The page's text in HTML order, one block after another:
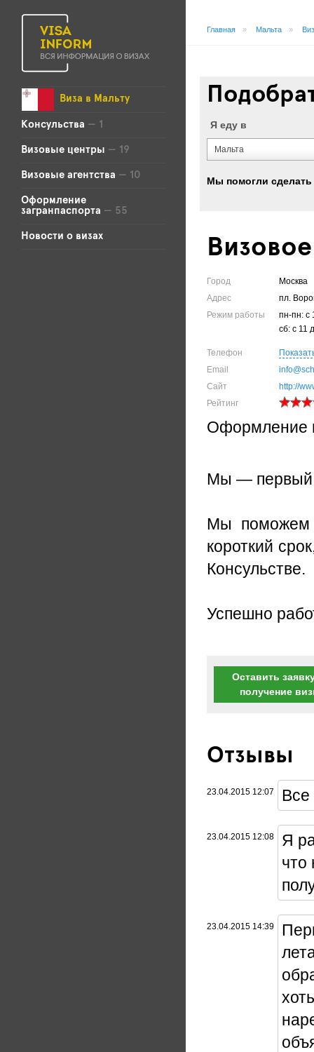
Виза в Мальту
Консульства — 1
Визовые центры — 19
Визовые агентства — 10
Оформление
загранпаспорта — 55
Новости о визах
Главная » Мальта »
Я еду в
Мальта
Мы помогли
Визовое
Город
Москва
Адрес
пл.
Режим работы
пн-пн: с
сб: с 11
Телефон
Email
Сайт
http://
Рейтинг
Оформление
Мы — первый
Мы поможем
короткий
Консульстве.
Успешно
Оставить
получение
Отзывы
23.04.2015 12:07 Все
23.04.2015 12:08
Я
что
23.04.2015 14:39